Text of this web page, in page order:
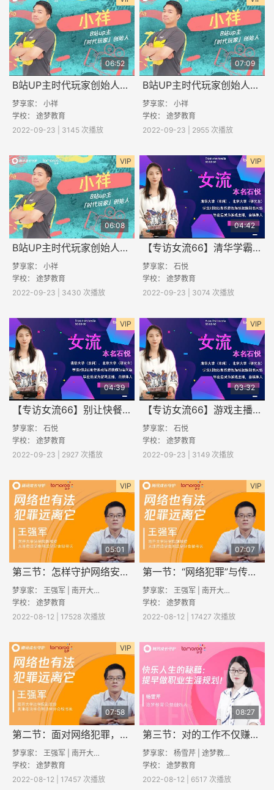
06:52
B站UP主时代玩家创始人小祥专访（三）
梦享家： 小祥
学校： 途梦教育
2022-09-23 | 3145 次播放
07:09
B站UP主时代玩家创始人小祥专访（二）
梦享家： 小祥
学校： 途梦教育
2022-09-23 | 2955 次播放
VIP
06:08
B站UP主时代玩家创始人小祥专访（一）
梦享家： 小祥
学校： 途梦教育
2022-09-23 | 3430 次播放
VIP
04:42
【专访女流66】清华学霸做游戏主播，是什么体验？（一）
梦享家： 石悦
学校： 途梦教育
2022-09-23 | 3074 次播放
VIP
04:39
【专访女流66】别让快餐文化毁了你（三）
梦享家： 石悦
学校： 途梦教育
2022-09-23 | 2927 次播放
VIP
03:32
【专访女流66】游戏主播背后，坚持大于热爱（二）
梦享家： 石悦
学校： 途梦教育
2022-09-23 | 3149 次播放
VIP
05:01
第三节：怎样守护网络安全？
梦享家： 王强军 | 南开大学法学院副教授
学校： 途梦教育
2022-08-12 | 17528 次播放
VIP
07:07
第一节：“网络犯罪”与传统犯罪行为的区别？
梦享家： 王强军 | 南开大学法学院副教授
学校： 途梦教育
2022-08-12 | 17427 次播放
VIP
07:58
第二节：面对网络犯罪，如何保护你我他
梦享家： 王强军 | 南开大学法学院副教授
学校： 途梦教育
2022-08-12 | 17457 次播放
08:27
第三节：对的工作不仅赚钱，还能赚取“幸福感”
梦享家： 杨雪芹 | 途梦教育创始人
学校： 途梦教育
2022-08-12 | 6517 次播放